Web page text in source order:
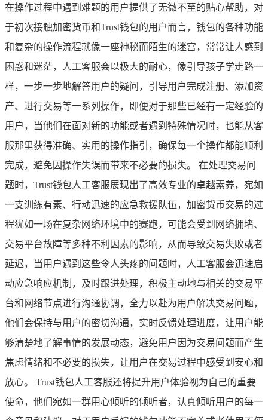
在操作过程中遇到难题的用户提供了无微不至的贴心帮助，对
于初次接触加密货币和Trust钱包的用户而言，钱包的各种功能
和复杂的操作流程就像一座神秘而陌生的迷宫，常常让人感到
困惑和迷茫，人工客服会以极大的耐心，像引导孩子学走路一
样，一步一步地解答用户的疑问，引导用户完成注册、添加资
产、进行交易等一系列操作，即便对于那些已经有一定经验的
用户，当他们在面对新的功能或者遇到特殊情况时，也能从客
服那里获得准确、实用的操作指引，确保每一个操作都能顺利
完成，避免因操作失误而带来不必要的损失。 在处理交易问
题时，Trust钱包人工客服展现出了高效专业的卓越素养，宛如
一支训练有素、行动迅速的应急救援队伍，加密货币交易的过
程犹如一场在复杂网络环境中的赛跑，可能会受到网络拥堵、
交易平台故障等多种不利因素的影响，从而导致交易失败或者
延迟，当用户遇到这些令人头疼的问题时，人工客服会迅速启
动应急响应机制，及时跟进处理，积极主动地与相关的交易平
台和网络节点进行沟通协调，全力以赴为用户解决交易问题，
他们会保持与用户的密切沟通，实时反馈处理进度，让用户能
够清楚地了解事情的发展动态，避免用户因为交易问题而产生
焦虑情绪和不必要的损失，让用户在交易过程中感受到安心和
放心。 Trust钱包人工客服还将提升用户体验视为自己的重要
使命，他们宛如一群用心倾听的倾听者，认真倾听用户的每一